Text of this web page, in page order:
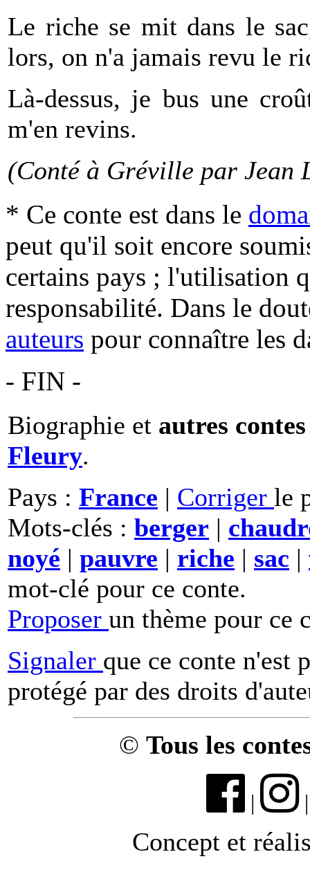
Le riche se mit dans le
lors, on n'a jamais revu le
Là-dessus, je bus une
m'en revins.
(Conté à Gréville par Jean
* Ce conte est dans le
peut qu'il soit encore
certains pays ; l'utilisation
responsabilité. Dans le
auteurs pour connaître les
- FIN -
Biographie et autres contes
Fleury.
Pays : France | Corriger le
Mots-clés : berger |
noyé | pauvre | riche | sac |
mot-clé pour ce conte.
Proposer un thème pour ce
Signaler que ce conte n'est
protégé par des droits
© Tous les
|
Concept et